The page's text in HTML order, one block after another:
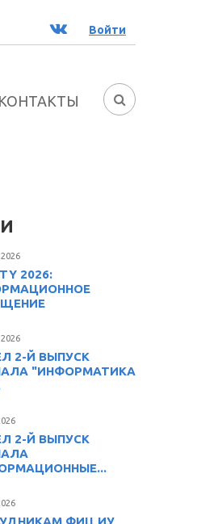
ВК Войти
ФОРМА
КОНТАКТЫ
2026:
2-Й ВЫПУСК
"ИНФОРМАТИКА
2-Й ВЫПУСК
ФИЦ ИУ